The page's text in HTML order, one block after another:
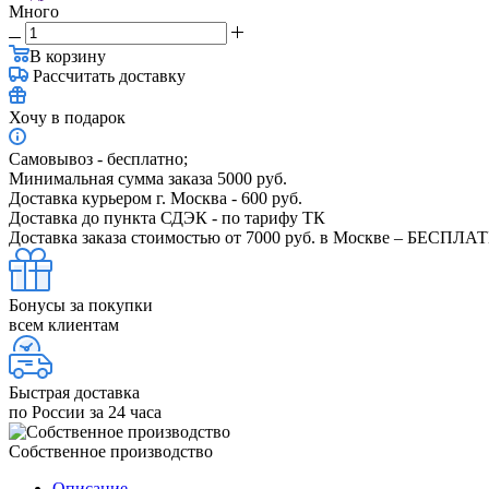
Много
В корзину
Рассчитать доставку
Хочу в подарок
Самовывоз - бесплатно;
Минимальная сумма заказа 5000 руб.
Доставка курьером г. Москва - 600 руб.
Доставка до пункта СДЭК - по тарифу ТК
Доставка заказа стоимостью от 7000 руб. в Москве –
Бонусы за покупки
всем клиентам
Быстрая доставка
по России за 24 часа
Собственное производство